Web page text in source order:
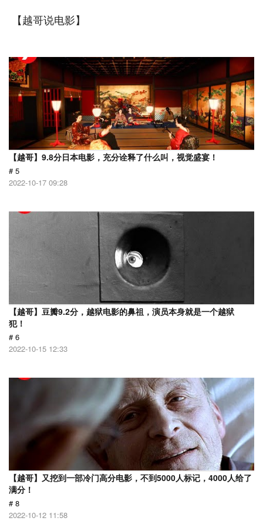
【越哥说电影】
【越哥】9.8分日本电影，充分诠释了什么叫，视觉盛宴！
# 5
2022-10-17 09:28
【越哥】豆瓣9.2分，越狱电影的鼻祖，演员本身就是一个越狱
犯！
# 6
2022-10-15 12:33
【越哥】又挖到一部冷门高分电影，不到5000人标记，4000人给了
满分！
# 8
2022-10-12 11:58